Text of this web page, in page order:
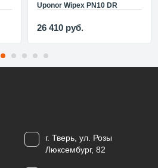
Uponor Wipex PN10 DR
26 410 руб.
г. Тверь, ул. Розы
Люксембург, 82